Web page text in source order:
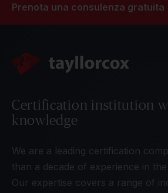
Prenota una consulenza gratuita
Certification institution
knowledge
We are a leading certification
than a decade of experience in
Our expertise covers a range of